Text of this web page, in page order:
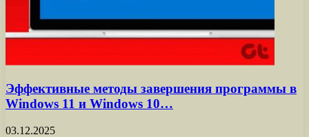
Эффективные методы завершения программы в
Windows 11 и Windows 10…
03.12.2025